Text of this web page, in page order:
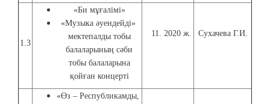
1.3
«Би мұғалімі»
«Музыка әуендейді»
мектепалды тобы
балаларының сәби
тобы балаларына
қойған концерті
11. 2020 ж. Сухачева Г.И.
«Өз – Республикамды,